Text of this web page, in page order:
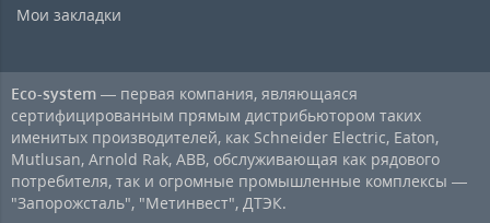
Мои закладки
Eco-system — первая компания, являющаяся
сертифицированным прямым дистрибьютором таких
именитых производителей, как Schneider Electric, Eaton,
Mutlusan, Arnold Rak, ABB, обслуживающая как рядового
потребителя, так и огромные промышленные комплексы —
"Запорожсталь", "Метинвест", ДТЭК.